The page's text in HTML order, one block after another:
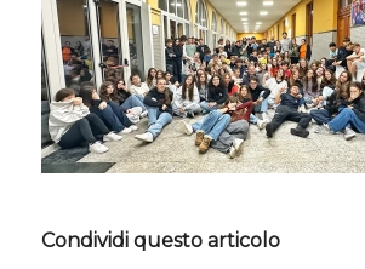
Condividi questo articolo